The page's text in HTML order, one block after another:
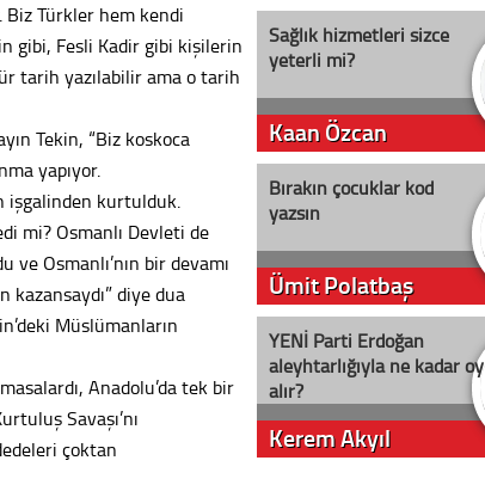
Biz Türkler hem kendi
gibi, Fesli Kadir gibi kişilerin
tarih yazılabilir ama o tarih
Tekin, “Biz koskoca
yapıyor.
işgalinden kurtulduk.
mi? Osmanlı Devleti de
Osmanlı’nın bir devamı
kazansaydı” diye dua
Müslümanların
Anadolu’da tek bir
Savaşı’nı
çoktan
Sağlık hizmetleri sizce
yeterli mi?
Kaan Özcan
Bırakın çocuklar kod
yazsın
Ümit Polatbaş
YENİ Parti Erdoğan
aleyhtarlığıyla ne kadar oy
alır?
Kerem Akyıl